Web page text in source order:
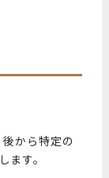
から特定の
ます。